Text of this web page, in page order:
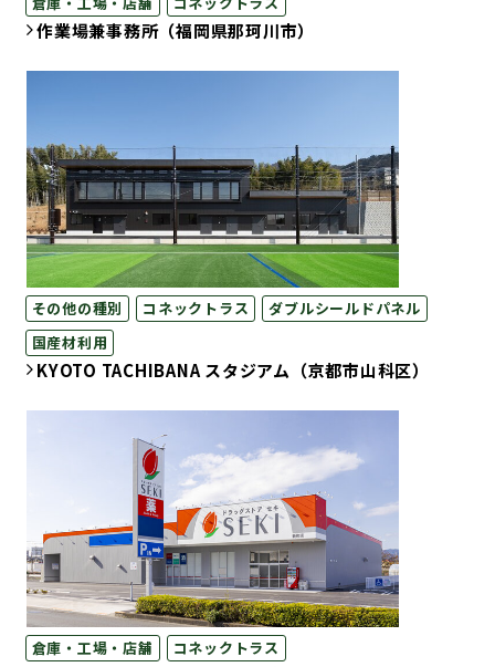
作業場兼事務所（福岡県那珂川市）
その他の種別 コネックトラス
ダブルシールドパネル
国産材利用
KYOTO TACHIBANA スタジアム（京都市山科区）
倉庫・工場・店舗 コネックトラス